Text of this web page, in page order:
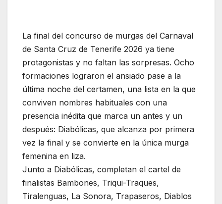
La final del concurso de murgas del Carnaval
de Santa Cruz de Tenerife 2026 ya tiene
protagonistas y no faltan las sorpresas. Ocho
formaciones lograron el ansiado pase a la
última noche del certamen, una lista en la que
conviven nombres habituales con una
presencia inédita que marca un antes y un
después: Diabólicas, que alcanza por primera
vez la final y se convierte en la única murga
femenina en liza.
Junto a Diabólicas, completan el cartel de
finalistas Bambones, Triqui-Traques,
Tiralenguas, La Sonora, Trapaseros, Diablos